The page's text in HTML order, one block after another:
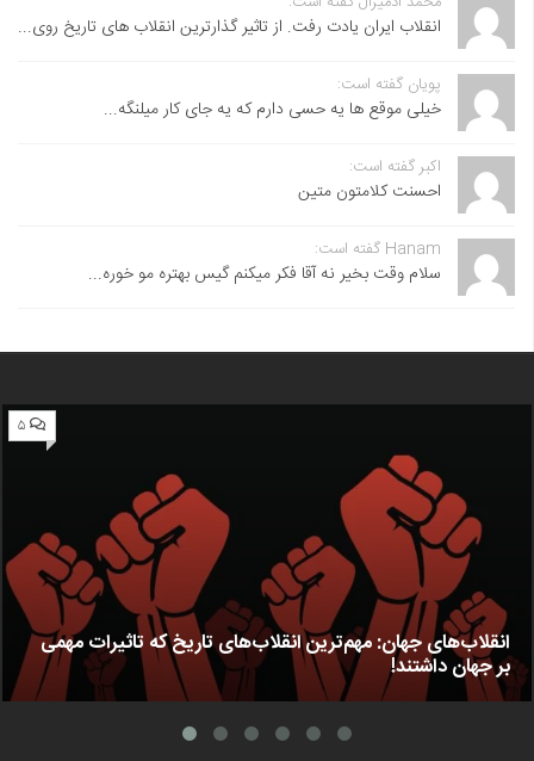
انقلاب ایران یادت رفت. از تاثیر گذارترین انقلاب های تاریخ روی...
پویان گفته است:
خیلی موقع ها یه حسی دارم که یه جای کار میلنگه...
اکبر گفته است:
احسنت ‌کلامتون متین
Hanam گفته است:
سلام وقت بخیر نه آقا فکر میکنم گیس بهتره مو خوره...
۵
انقلاب‌های جهان: مهم‌ترین انقلاب‌های تاریخ که تاثیرات مهمی
بر جهان داشتند!